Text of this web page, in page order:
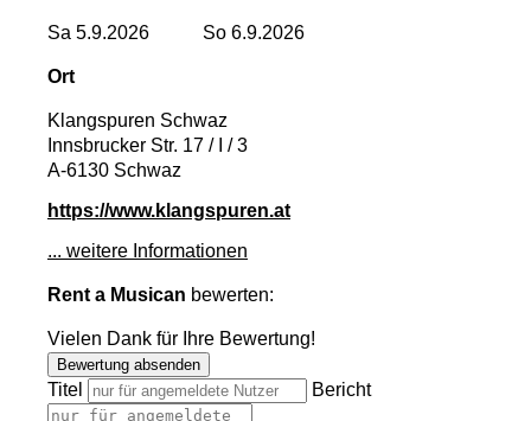
Sa 5.9.2026 So 6.9.2026
Ort
Klangspuren Schwaz
Innsbrucker Str. 17 / I / 3
A-6130 Schwaz
https://www.klangspuren.at
... weitere Informationen
Rent a Musican bewerten:
Vielen Dank für Ihre Bewertung!
Bewertung absenden
Titel Bericht